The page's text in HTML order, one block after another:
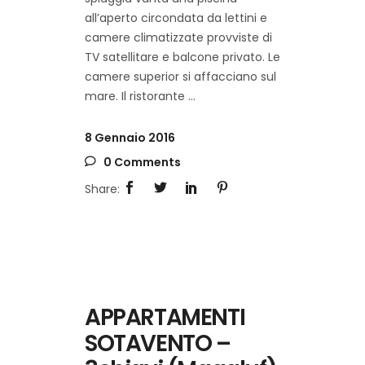
all’aperto circondata da lettini e
camere climatizzate provviste di
TV satellitare e balcone privato. Le
camere superior si affacciano sul
mare. Il ristorante
8 Gennaio 2016
0 Comments
APPARTAMENTI
SOTAVENTO –